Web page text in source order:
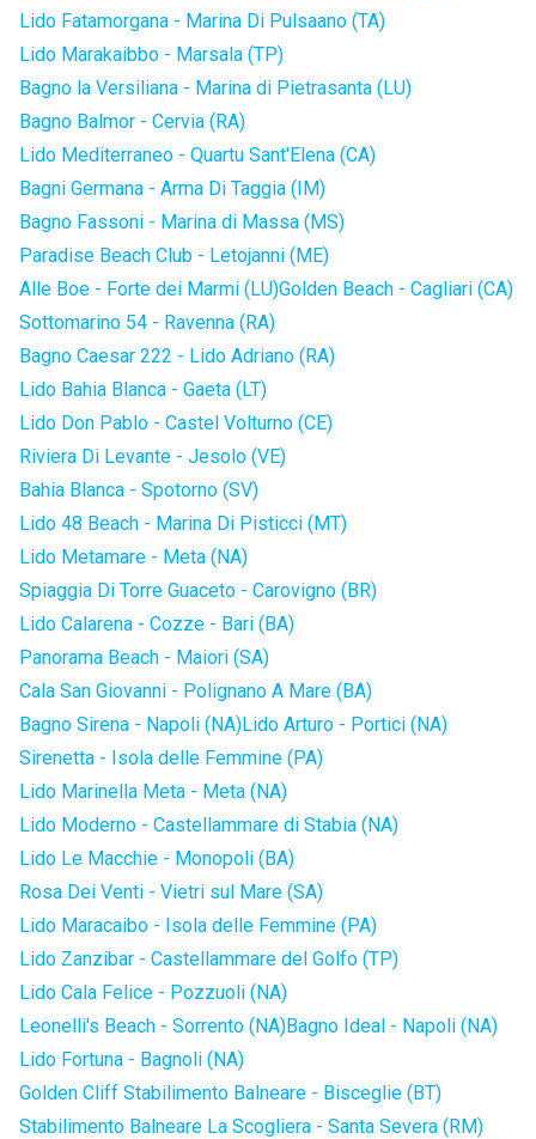
Lido Fatamorgana - Marina Di Pulsaano (TA)
Lido Marakaibbo - Marsala (TP)
Bagno la Versiliana - Marina di Pietrasanta (LU)
Bagno Balmor - Cervia (RA)
Lido Mediterraneo - Quartu Sant'Elena (CA)
Bagni Germana - Arma Di Taggia (IM)
Bagno Fassoni - Marina di Massa (MS)
Paradise Beach Club - Letojanni (ME)
Alle Boe - Forte dei Marmi (LU)Golden Beach - Cagliari (CA)
Sottomarino 54 - Ravenna (RA)
Bagno Caesar 222 - Lido Adriano (RA)
Lido Bahia Blanca - Gaeta (LT)
Lido Don Pablo - Castel Volturno (CE)
Riviera Di Levante - Jesolo (VE)
Bahia Blanca - Spotorno (SV)
Lido 48 Beach - Marina Di Pisticci (MT)
Lido Metamare - Meta (NA)
Spiaggia Di Torre Guaceto - Carovigno (BR)
Lido Calarena - Cozze - Bari (BA)
Panorama Beach - Maiori (SA)
Cala San Giovanni - Polignano A Mare (BA)
Bagno Sirena - Napoli (NA)Lido Arturo - Portici (NA)
Sirenetta - Isola delle Femmine (PA)
Lido Marinella Meta - Meta (NA)
Lido Moderno - Castellammare di Stabia (NA)
Lido Le Macchie - Monopoli (BA)
Rosa Dei Venti - Vietri sul Mare (SA)
Lido Maracaibo - Isola delle Femmine (PA)
Lido Zanzibar - Castellammare del Golfo (TP)
Lido Cala Felice - Pozzuoli (NA)
Leonelli's Beach - Sorrento (NA)Bagno Ideal - Napoli (NA)
Lido Fortuna - Bagnoli (NA)
Golden Cliff Stabilimento Balneare - Bisceglie (BT)
Stabilimento Balneare La Scogliera - Santa Severa (RM)